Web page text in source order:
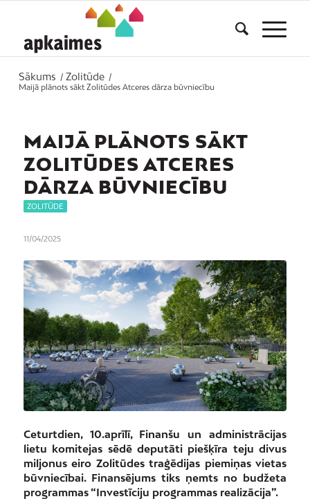
Sākums / Zolitūde /
Maijā plānots sākt Zolitūdes Atceres dārza būvniecību
MAIJĀ PLĀNOTS SĀKT
ZOLITŪDES ATCERES
DĀRZA BŪVNIECĪBU
ZOLITŪDE
11/04/2025
Ceturtdien, 10.aprīlī, Finanšu un administrācijas
lietu komitejas sēdē deputāti piešķīra teju divus
miljonus eiro Zolitūdes traģēdijas piemiņas vietas
būvniecībai. Finansējums tiks ņemts no budžeta
programmas “Investīciju programmas realizācija”.